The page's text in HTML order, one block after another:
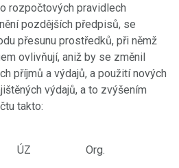
rozpočtových pravidlech
pozdějších předpisů, se
přesunu prostředků, při němž
ovlivňují, aniž by se změnil
příjmů a výdajů, a použití nových
výdajů, a to zvýšením
takto:
ÚZ Org.